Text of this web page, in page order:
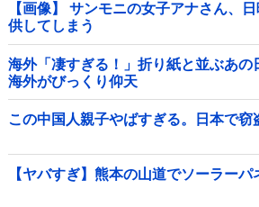
【画像】 サンモニの女子アナさん、
供してしまう
海外「凄すぎる！」折り紙と並ぶあの
海外がびっくり仰天
この中国人親子やばすぎる。日本で窃
【ヤバすぎ】熊本の山道でソーラー